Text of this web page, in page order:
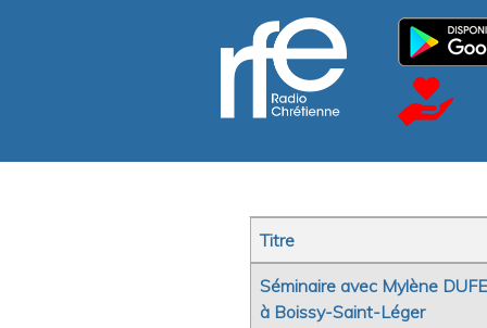
Articles
Titre
Séminaire avec Mylène
à Boissy-Saint-Léger